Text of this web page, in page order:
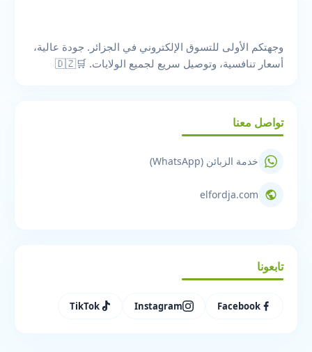
وجهتكم الأولى للتسوق الإلكتروني في الجزائر. جودة عالية،
أسعار تنافسية، وتوصيل سريع لجميع الولايات. 🛒🇩🇿
تواصل معنا
خدمة الزبائن (WhatsApp)
elfordja.com
تابعونا
Facebook
Instagram
TikTok